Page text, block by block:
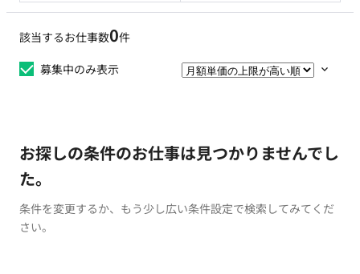
該当するお仕事数0件
募集中のみ表示
お探しの条件のお仕事は見つかりませんでし
た。
条件を変更するか、もう少し広い条件設定で検索してみてくだ
さい。